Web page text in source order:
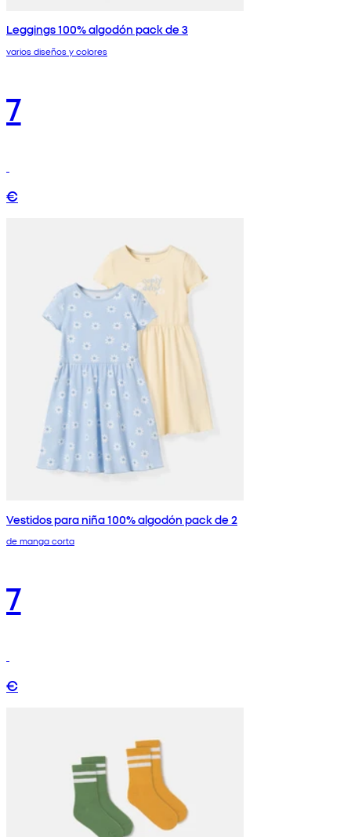
Leggings 100% algodón pack de 3
varios diseños y colores
7
€
Vestidos para niña 100% algodón pack de 2
de manga corta
7
€